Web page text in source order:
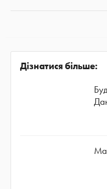
Дізнатися більше: